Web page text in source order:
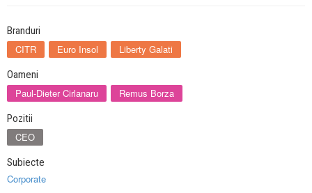
Branduri
CITR Euro Insol Liberty Galati
Oameni
Paul-Dieter Cirlanaru Remus Borza
Pozitii
CEO
Subiecte
Corporate